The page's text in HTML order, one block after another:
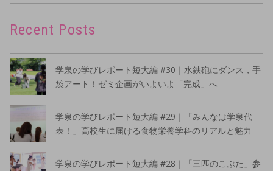
Recent Posts
学泉の学びレポート短大編 #30｜水鉄砲にダンス，手
袋アート！ゼミ企画がいよいよ「完成」へ
学泉の学びレポート短大編 #29｜「みんなは学泉代
表！」高校生に届ける食物栄養学科のリアルと魅力
学泉の学びレポート短大編 #28｜「三匹のこぶた」参